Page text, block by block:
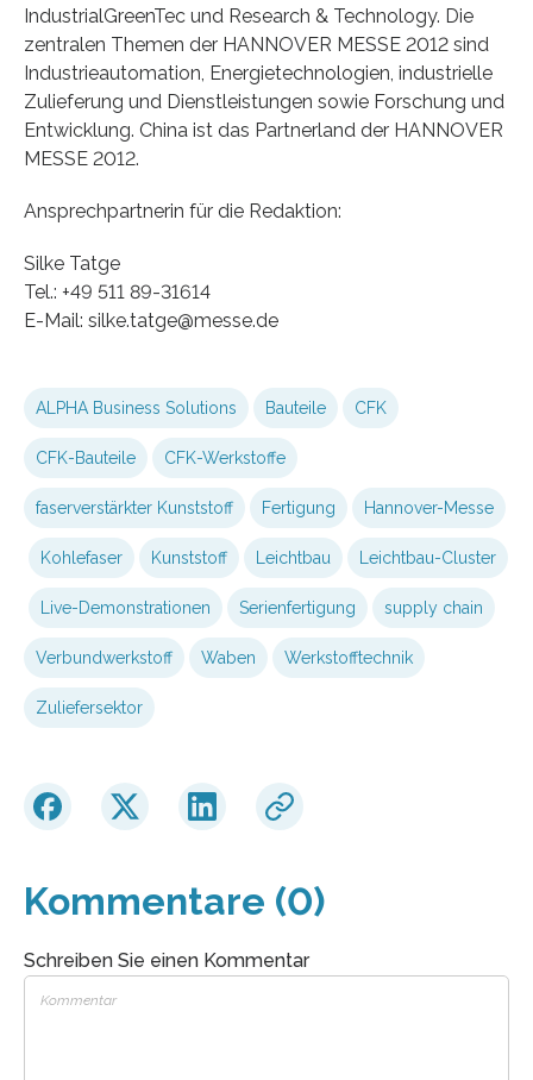
IndustrialGreenTec und Research & Technology. Die
zentralen Themen der HANNOVER MESSE 2012 sind
Industrieautomation, Energietechnologien, industrielle
Zulieferung und Dienstleistungen sowie Forschung und
Entwicklung. China ist das Partnerland der HANNOVER
MESSE 2012.
Ansprechpartnerin für die Redaktion:
Silke Tatge
Tel.: +49 511 89-31614
E-Mail: silke.tatge@messe.de
ALPHA Business Solutions Bauteile CFK
CFK-Bauteile CFK-Werkstoffe
faserverstärkter Kunststoff Fertigung Hannover-Messe
Kohlefaser Kunststoff Leichtbau Leichtbau-Cluster
Live-Demonstrationen Serienfertigung supply chain
Verbundwerkstoff Waben Werkstofftechnik
Zuliefersektor
Kommentare (0)
Schreiben Sie einen Kommentar